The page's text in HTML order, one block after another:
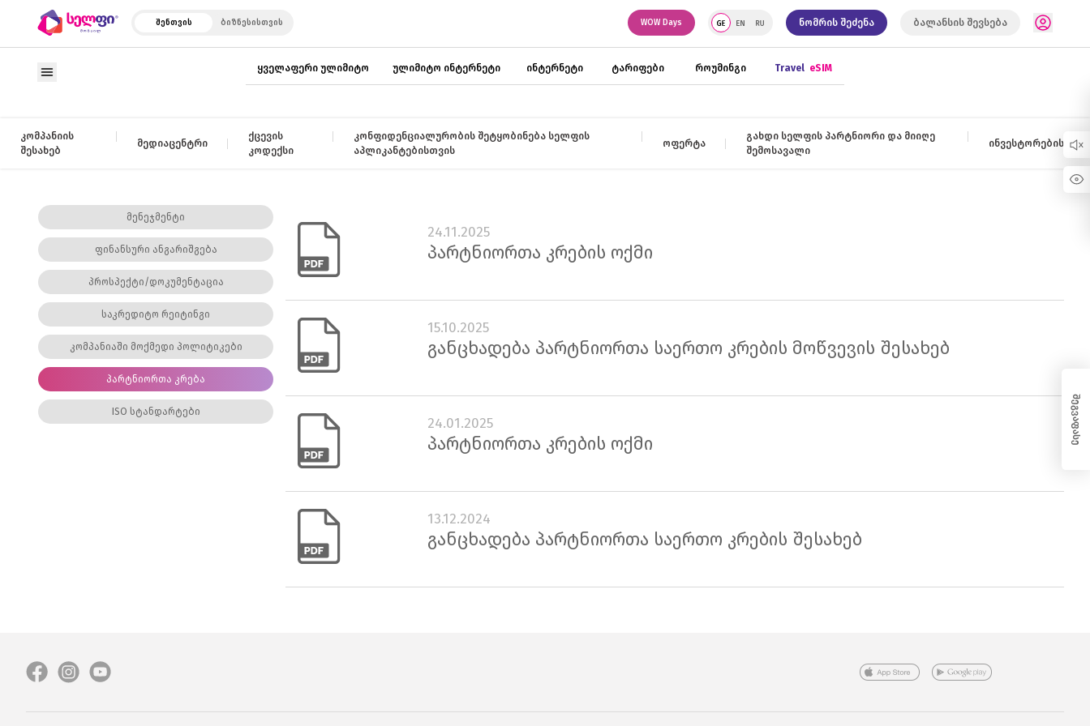
შენთვის ბიზნესისთვის WOW Days ნომრის შეძენა ბალანსის შევსება
ყველაფერი ულიმიტო ულიმიტო ინტერნეტი ინტერნეტი ტარიფები როუმინგი TraveleSIM
კომპანიის
შესახებ
მედიაცენტრი
ქცევის
კოდექსი
კონფიდენციალურობის შეტყობინება სელფის
აპლიკანტებისთვის
ოფერტა
გახდი სელფის პარტნიორი და მიიღე
შემოსავალი
ინვესტორებისთვის
მენეჯმენტი
ფინანსური ანგარიშგება
პროსპექტი/დოკუმენტაცია
საკრედიტო რეიტინგი
კომპანიაში მოქმედი პოლიტიკები
პარტნიორთა კრება
ISO სტანდარტები
24.11.2025
პარტნიორთა კრების ოქმი
15.10.2025
განცხადება პარტნიორთა საერთო კრების მოწვევის შესახებ
24.01.2025
პარტნიორთა კრების ოქმი
13.12.2024
განცხადება პარტნიორთა საერთო კრების შესახებ
შეგვაფასე